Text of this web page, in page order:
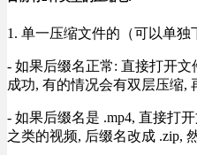
1. 单一压缩文件的（可以单独
- 如果后缀名正常: 直接打开
成功, 有的情况会有双层压缩,
- 如果后缀名是 .mp4, 直接打
之类的视频, 后缀名改成 .zip,